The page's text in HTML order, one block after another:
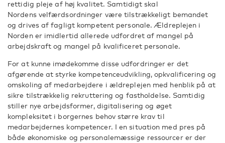
rettidig pleje af høj kvalitet. Samtidigt skal
Nordens velfærdsordninger være tilstrækkeligt bemandet
og drives af fagligt kompetent personale. Ældreplejen i
Norden er imidlertid allerede udfordret af mangel på
arbejdskraft og mangel på kvalificeret personale.
For at kunne imødekomme disse udfordringer er det
afgørende at styrke kompetenceudvikling, opkvalificering og
omskoling af medarbejdere i ældreplejen med henblik på at
sikre tilstrækkelig rekruttering og fastholdelse. Samtidig
stiller nye arbejdsformer, digitalisering og øget
kompleksitet i borgernes behov større krav til
medarbejdernes kompetencer. I en situation med pres på
både økonomiske og personalemæssige ressourcer er der